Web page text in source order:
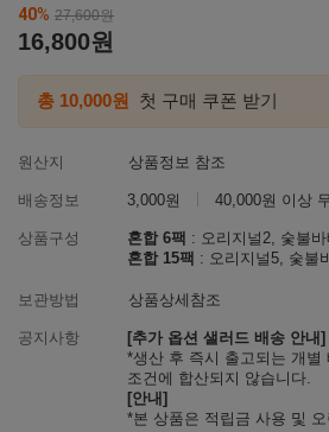
40% 27,600원
16,800원
총 10,000원 첫 구매 쿠폰 받기
원산지
상품정보 참조
배송정보 3,000원 40,000원 이상
상품구성 혼합 6팩 : 오리지널2, 숯불
혼합 15팩 : 오리지널5, 숯불
보관방법 상품상세참조
공지사항
[추가 옵션 샐러드 배송 안내]
*생산 후 즉시 출고되는 개별
조건에 합산되지 않습니다.
[안내]
*본 상품은 적립금 사용 및